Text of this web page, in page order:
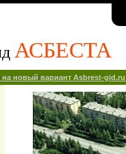
АСБЕСТА
на новый вариант Asbrest-gid.ru